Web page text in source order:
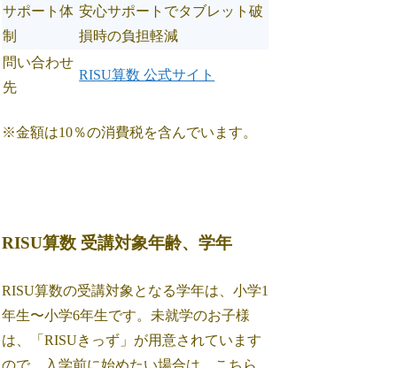
サポート体
制
安心サポートでタブレット破
損時の負担軽減
問い合わせ
先
RISU算数 公式サイト
※金額は10％の消費税を含んでいます。
RISU算数 受講対象年齢、学年
RISU算数の受講対象となる学年は、小学1
年生〜小学6年生です。未就学のお子様
は、「RISUきっず」が用意されています
ので、入学前に始めたい場合は、こちら